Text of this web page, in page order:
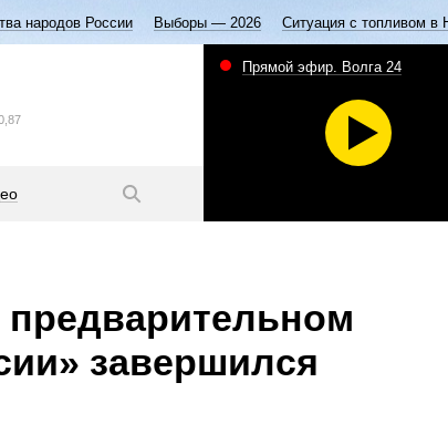
народов России Выборы — 2026 Ситуация с топливом в
Прямой эфир. Волга 24
предварительном
завершился